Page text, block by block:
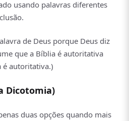
usando palavras diferentes
de Deus porque Deus diz
que a Bíblia é autoritativa
é autoritativa.)
Dicotomia)
duas opções quando mais